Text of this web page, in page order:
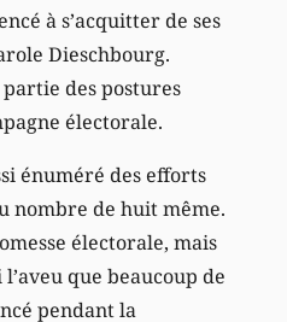
à s’acquitter de ses
Dieschbourg.
des postures
électorale.
énuméré des efforts
nombre de huit même.
électorale, mais
que beaucoup de
pendant la